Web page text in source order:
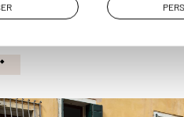
Nascimento/Réa